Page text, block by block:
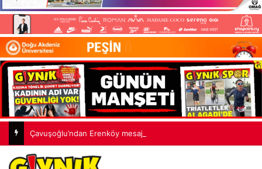
Çavuşoğlu’ndan Erenköy mesajı